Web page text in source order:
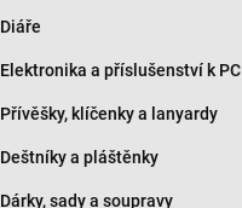
Diáře
Elektronika a příslušenství k PC
Přívěšky, klíčenky a lanyardy
Deštníky a pláštěnky
Dárky, sady a soupravy